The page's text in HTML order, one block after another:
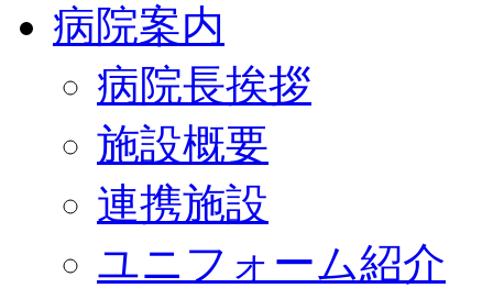
病院案内
病院長挨拶
施設概要
連携施設
ユニフォーム紹介